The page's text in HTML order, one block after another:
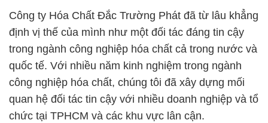
Công ty Hóa Chất Đắc Trường Phát đã từ lâu khẳng
định vị thế của mình như một đối tác đáng tin cậy
trong ngành công nghiệp hóa chất cả trong nước và
quốc tế. Với nhiều năm kinh nghiệm trong ngành
công nghiệp hóa chất, chúng tôi đã xây dựng mối
quan hệ đối tác tin cậy với nhiều doanh nghiệp và tổ
chức tại TPHCM và các khu vực lân cận.